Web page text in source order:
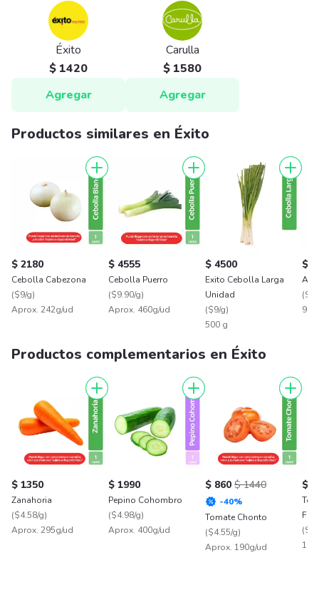
Éxito
$ 1420
Agregar
Carulla
$ 1580
Agregar
Productos similares en Éxito
$ 2180
Cebolla Cabezona
($9/g)
Aprox. 242g/ud
$ 4555
Cebolla Puerro
($9.90/g)
Aprox. 460g/ud
$ 4500
Exito Cebolla Larga
Unidad
($9/g)
500 g
$
Ajo
(
90 g
Productos complementarios en Éxito
$ 1350
Zanahoria
($4.58/g)
Aprox. 295g/ud
$ 1990
Pepino Cohombro
($4.98/g)
Aprox. 400g/ud
$ 860 $ 1440
-40%
Tomate Chonto
($4.55/g)
Aprox. 190g/ud
$
(